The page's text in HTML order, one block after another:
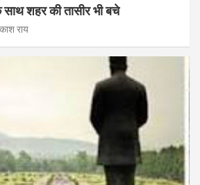
शहर की तासीर भी बचे
राय